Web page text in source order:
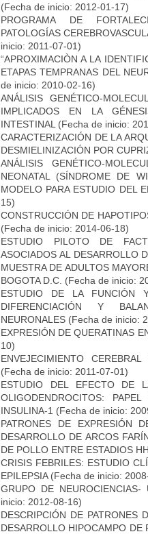
(Fecha de inicio: 2012-01-17)
PROGRAMA DE
PATOLOGÍAS
inicio: 2011-07-01)
“APROXIMACIÒN A LA
ETAPAS TEMPRANAS DEL
de inicio: 2010-02-16)
ANÁLISIS GENÉTICO-
IMPLICADOS EN LA
INTESTINAL (Fecha de inicio:
CARACTERIZACIÓN DE LA
DESMIELINIZACIÓN POR
ANÁLISIS GENÉTICO-
NEONATAL (SÍNDROME DE
MODELO PARA ESTUDIO DEL
15)
CONSTRUCCIÓN DE
(Fecha de inicio: 2014-06-18)
ESTUDIO PILOTO DE
ASOCIADOS AL DESARROLLO
MUESTRA DE ADULTOS
BOGOTA D.C. (Fecha de inicio:
ESTUDIO DE LA FUNCIÓN
DIFERENCIACIÓN Y
NEURONALES (Fecha de inicio:
EXPRESIÓN DE QUERATINAS
10)
ENVEJECIMIENTO
(Fecha de inicio: 2011-07-01)
ESTUDIO DEL EFECTO DE
OLIGODENDROCITOS:
INSULINA-1 (Fecha de inicio:
PATRONES DE EXPRESIÓN
DESARROLLO DE ARCOS
DE POLLO ENTRE ESTADIOS
CRISIS FEBRILES: ESTUDIO
EPILEPSIA(Fecha de inicio:
GRUPO DE NEUROCIENCIAS-
inicio: 2012-08-16)
DESCRIPCIÓN DE PATRONES
DESARROLLO HIPOCAMPO